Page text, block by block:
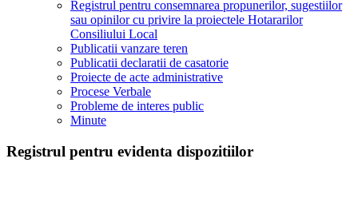
Registrul pentru consemnarea propunerilor, sugestiilor
sau opinilor cu privire la proiectele Hotararilor
Consiliului Local
Publicatii vanzare teren
Publicatii declaratii de casatorie
Proiecte de acte administrative
Procese Verbale
Probleme de interes public
Minute
Registrul pentru evidenta dispozitiilor